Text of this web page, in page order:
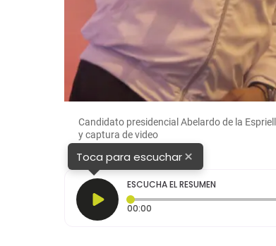
Candidato presidencial Abelardo de la
y captura de video
Toca para escuchar×
ESCUCHA EL RESUMEN
00:00